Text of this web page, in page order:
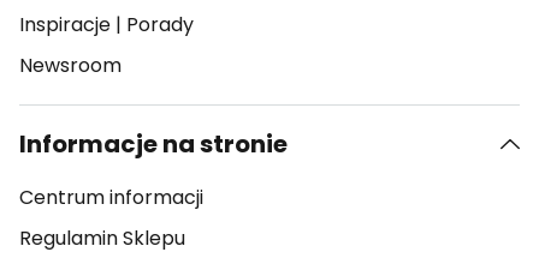
Inspiracje | Porady
Newsroom
Informacje na stronie
Centrum informacji
Regulamin Sklepu